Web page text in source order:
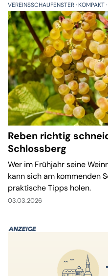
VEREINSSCHAUFENSTER KOMPAKT
Reben richtig
Schlossberg
Wer im Frühjahr seine
kann sich am kommenden
praktische Tipps holen.
03.03.2026